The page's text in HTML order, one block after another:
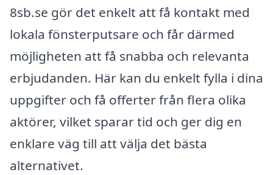
8sb.se gör det enkelt att få kontakt med
lokala fönsterputsare och får därmed
möjligheten att få snabba och relevanta
erbjudanden. Här kan du enkelt fylla i dina
uppgifter och få offerter från flera olika
aktörer, vilket sparar tid och ger dig en
enklare väg till att välja det bästa
alternativet.